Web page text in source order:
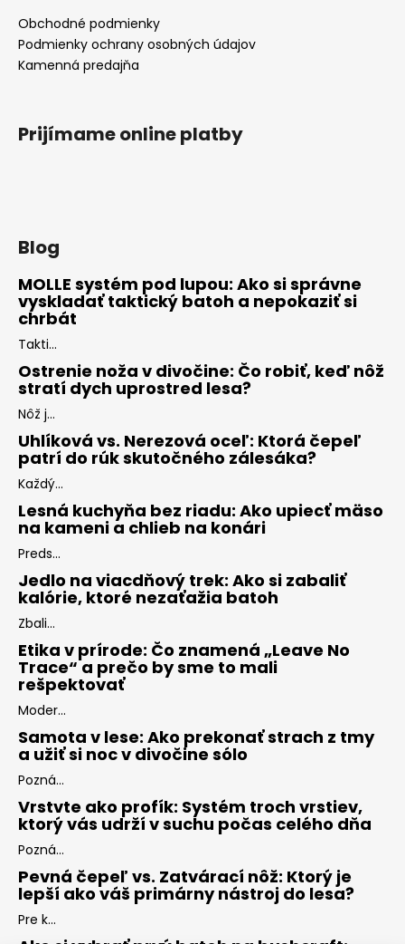
Obchodné podmienky
Podmienky ochrany osobných údajov
Kamenná predajňa
Prijímame online platby
Blog
MOLLE systém pod lupou: Ako si správne
vyskladať taktický batoh a nepokaziť si
chrbát
Takti...
Ostrenie noža v divočine: Čo robiť, keď nôž
stratí dych uprostred lesa?
Nôž j...
Uhlíková vs. Nerezová oceľ: Ktorá čepeľ
patrí do rúk skutočného zálesáka?
Každý...
Lesná kuchyňa bez riadu: Ako upiecť mäso
na kameni a chlieb na konári
Preds...
Jedlo na viacdňový trek: Ako si zabaliť
kalórie, ktoré nezaťažia batoh
Zbali...
Etika v prírode: Čo znamená „Leave No
Trace“ a prečo by sme to mali
rešpektovať
Moder...
Samota v lese: Ako prekonať strach z tmy
a užiť si noc v divočine sólo
Pozná...
Vrstvte ako profík: Systém troch vrstiev,
ktorý vás udrží v suchu počas celého dňa
Pozná...
Pevná čepeľ vs. Zatvárací nôž: Ktorý je
lepší ako váš primárny nástroj do lesa?
Pre k...